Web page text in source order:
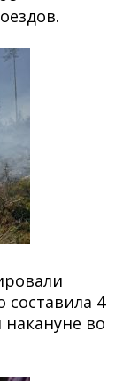
4
накануне во